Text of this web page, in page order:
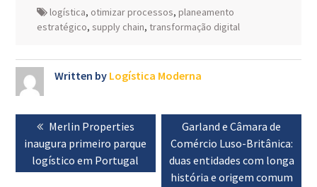
logística, otimizar processos, planeamento
estratégico, supply chain, transformação digital
Written by Logística Moderna
Navegação
artigos
Previous
post:
Merlin Properties
inaugura primeiro parque
logístico em Portugal
Next
post:
Garland e Câmara de
Comércio Luso-Britânica:
duas entidades com longa
história e origem comum